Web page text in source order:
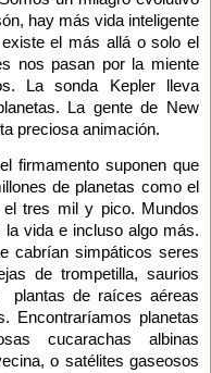
hay más vida inteligente
el más allá o solo el
nos pasan por la miente
La sonda Kepler lleva
La gente de New
preciosa animación.
firmamento suponen que
de planetas como el
tres mil y pico. Mundos
vida e incluso algo más.
cabrían simpáticos seres
de trompetilla, saurios
plantas de raíces aéreas
Encontraríamos planetas
cucarachas albinas
o satélites gaseosos